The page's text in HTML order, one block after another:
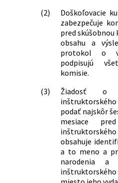
(2)
Doškoľovacie
zabezpečuje
pred
obsahu a
protokol o
podpisujú
komisie.
(3)
Žiadosť o
podať najskôr
mesiace
obsahuje
a to meno a
narodenia a